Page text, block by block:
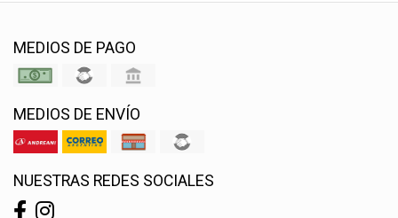
MEDIOS DE PAGO
MEDIOS DE ENVÍO
NUESTRAS REDES SOCIALES